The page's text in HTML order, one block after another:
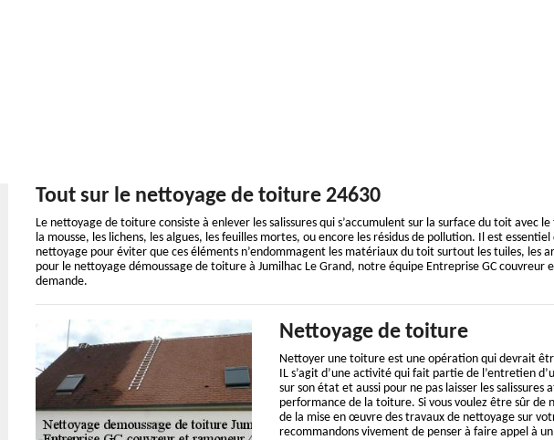
Tout sur le nettoyage de toiture 24630
Le nettoyage de toiture consiste à enlever les salissures qui s’accumulent sur la surface du toit avec
la mousse, les lichens, les algues, les feuilles mortes, ou encore les résidus de pollution. Il est
nettoyage pour éviter que ces éléments n’endommagent les matériaux du toit surtout les tuiles, les
pour le nettoyage démoussage de toiture à Jumilhac Le Grand, notre équipe Entreprise GC
demande.
Nettoyage de toiture
Nettoyer une toiture est une opération qui devrait
IL s’agit d’une activité qui fait partie de l’entretien
sur son état et aussi pour ne pas laisser les salissures
performance de la toiture. Si vous voulez être sûr de
de la mise en œuvre des travaux de nettoyage sur
recommandons vivement de penser à faire appel à